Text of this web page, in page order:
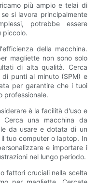
più ampio e telai di
si lavora principalmente
potrebbe essere
piccolo.
della macchina.
magliette non sono solo
di alta qualità. Cerca
punti al minuto (SPM) e
per garantire che i tuoi
professionale.
è la facilità d'uso e
Cerca una macchina da
da usare e dotata di un
tuo computer o laptop. In
e importare i
nel lungo periodo.
fattori cruciali nella scelta